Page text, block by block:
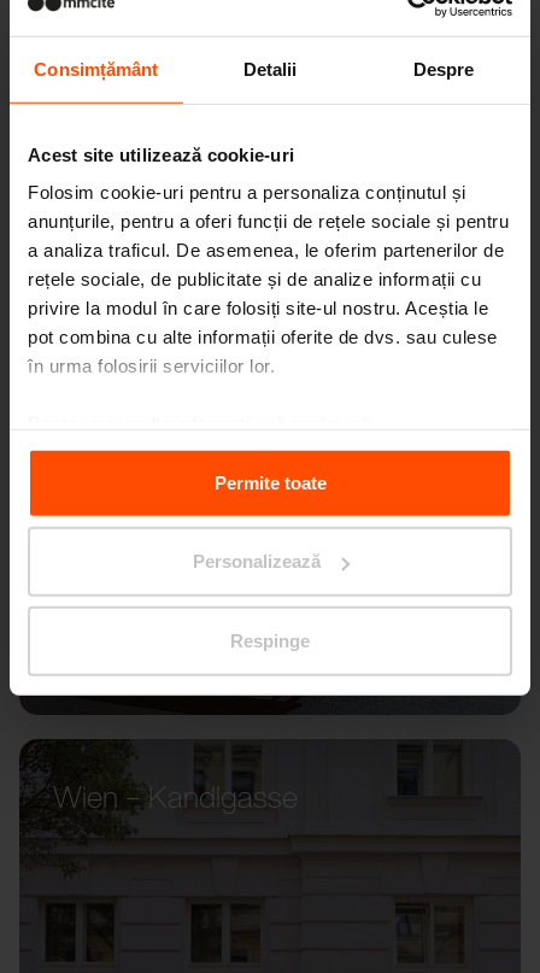
Consimțământ Detalii Despre
Acest site utilizează cookie-uri
Folosim cookie-uri pentru a personaliza conținutul și
anunțurile, pentru a oferi funcții de rețele sociale și pentru
a analiza traficul. De asemenea, le oferim partenerilor de
rețele sociale, de publicitate și de analize informații cu
privire la modul în care folosiți site-ul nostru. Aceștia le
pot combina cu alte informații oferite de dvs. sau culese
în urma folosirii serviciilor lor.
vizitațiPrinciples Relating to the Processing Personal
Permite toate
Personalizează
Respinge
Seattle – Popup park
Wien – Kandlgasse